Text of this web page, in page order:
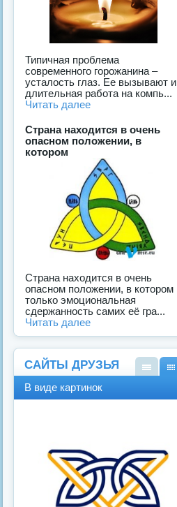
Типичная проблема
современного горожанина –
усталость глаз. Ее вызывают и
длительная работа на компь...
Читать далее
Страна находится в очень
опасном положении, в
котором
Страна находится в очень
опасном положении, в котором
только эмоциональная
сдержанность самих её гра...
Читать далее
САЙТЫ ДРУЗЬЯ
В виде картинок